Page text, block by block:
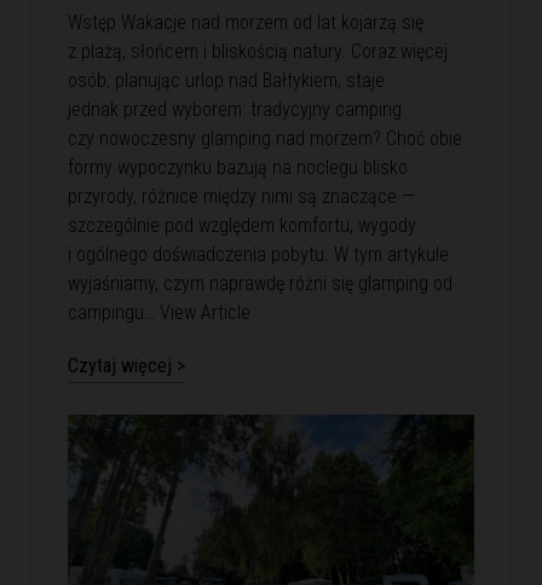
Wstęp Wakacje nad morzem od lat kojarzą się
z plażą, słońcem i bliskością natury. Coraz więcej
osób, planując urlop nad Bałtykiem, staje
jednak przed wyborem: tradycyjny camping
czy nowoczesny glamping nad morzem? Choć obie
formy wypoczynku bazują na noclegu blisko
przyrody, różnice między nimi są znaczące —
szczególnie pod względem komfortu, wygody
i ogólnego doświadczenia pobytu. W tym artykule
wyjaśniamy, czym naprawdę różni się glamping od
campingu… View Article
Czytaj więcej >